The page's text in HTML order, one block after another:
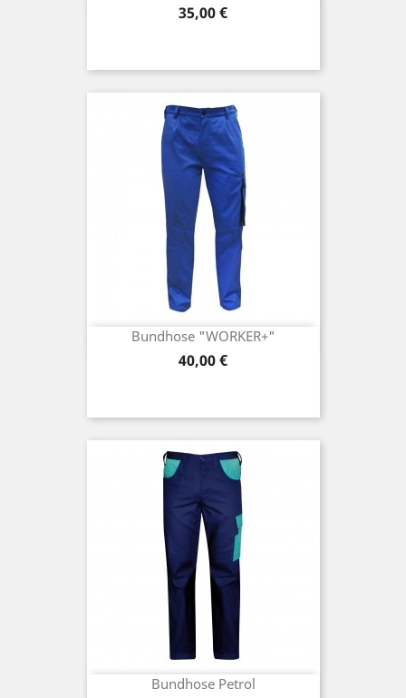
Preis
35,00 €
Bundhose "WORKER+"
Preis
40,00 €
Bundhose Petrol